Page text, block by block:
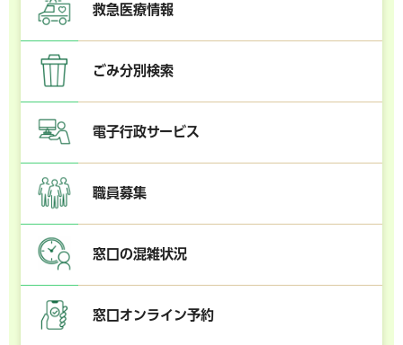
救急医療情報
ごみ分別検索
電子行政サービス
職員募集
窓口の混雑状況
窓口オンライン予約